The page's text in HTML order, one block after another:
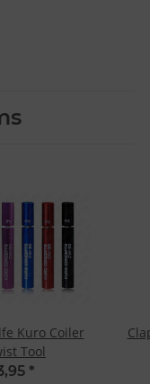
Kuro Coiler
Tool
*